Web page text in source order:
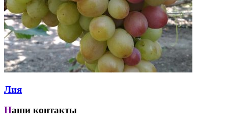
Лия
Наши контакты